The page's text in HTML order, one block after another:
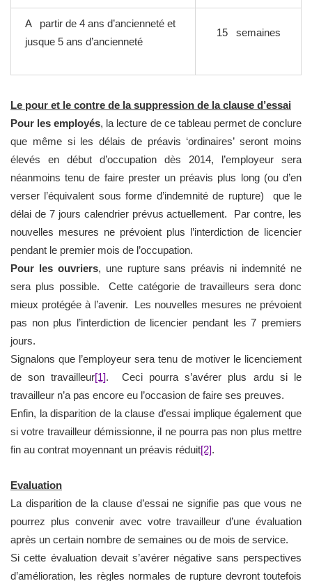
A partir de 4 ans d’ancienneté et
jusque 5 ans d’ancienneté
15 semaines
Le pour et le contre de la suppression de la clause d’essai
Pour les employés, la lecture de ce tableau permet de conclure
que même si les délais de préavis ‘ordinaires’ seront moins
élevés en début d’occupation dès 2014, l’employeur sera
néanmoins tenu de faire prester un préavis plus long (ou d’en
verser l’équivalent sous forme d’indemnité de rupture) que le
délai de 7 jours calendrier prévus actuellement. Par contre, les
nouvelles mesures ne prévoient plus l’interdiction de licencier
pendant le premier mois de l’occupation.
Pour les ouvriers, une rupture sans préavis ni indemnité ne
sera plus possible. Cette catégorie de travailleurs sera donc
mieux protégée à l’avenir. Les nouvelles mesures ne prévoient
pas non plus l’interdiction de licencier pendant les 7 premiers
jours.
Signalons que l’employeur sera tenu de motiver le licenciement
de son travailleur[1]. Ceci pourra s’avérer plus ardu si le
travailleur n’a pas encore eu l’occasion de faire ses preuves.
Enfin, la disparition de la clause d’essai implique également que
si votre travailleur démissionne, il ne pourra pas non plus mettre
fin au contrat moyennant un préavis réduit[2].
Evaluation
La disparition de la clause d’essai ne signifie pas que vous ne
pourrez plus convenir avec votre travailleur d’une évaluation
après un certain nombre de semaines ou de mois de service.
Si cette évaluation devait s’avérer négative sans perspectives
d’amélioration, les règles normales de rupture devront toutefois